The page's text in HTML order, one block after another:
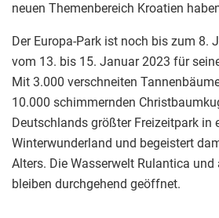
neuen Themenbereich Kroatien
Der Europa-Park ist noch bis zum 8.
vom 13. bis 15. Januar 2023 für
Mit 3.000 verschneiten
10.000 schimmernden
Deutschlands größter Freizeitpark in
Winterwunderland und begeistert
Alters. Die Wasserwelt Rulantica und
bleiben durchgehend geöffnet.